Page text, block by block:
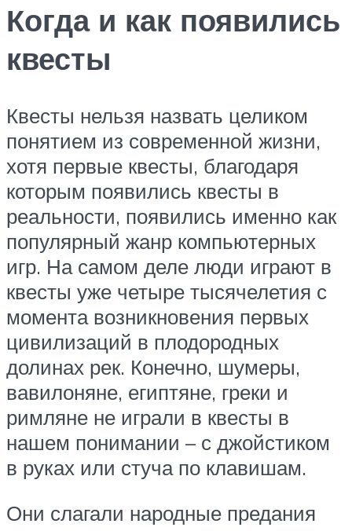
Когда и как появились
квесты
Квесты нельзя назвать целиком
понятием из современной жизни,
хотя первые квесты, благодаря
которым появились квесты в
реальности, появились именно как
популярный жанр компьютерных
игр. На самом деле люди играют в
квесты уже четыре тысячелетия с
момента возникновения первых
цивилизаций в плодородных
долинах рек. Конечно, шумеры,
вавилоняне, египтяне, греки и
римляне не играли в квесты в
нашем понимании – с джойстиком
в руках или стуча по клавишам.
Они слагали народные предания